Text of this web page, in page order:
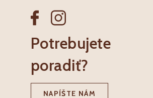
Potrebujete
poradiť?
NAPÍŠTE NÁM